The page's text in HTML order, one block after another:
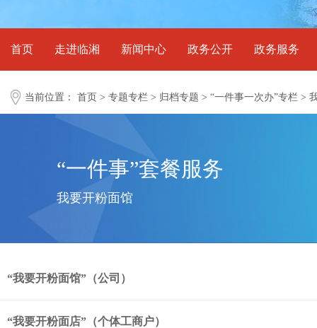
首页 走进临湘 新闻中心 政务公开 政务服务
当前位置： 首页 > 专题专栏 > 归档专题 > “一件事一次办”专栏 >
“一件事”套餐服务
我要开粉面馆
“我要开粉面馆”（公司）
“我要开粉面店”（个体工商户）